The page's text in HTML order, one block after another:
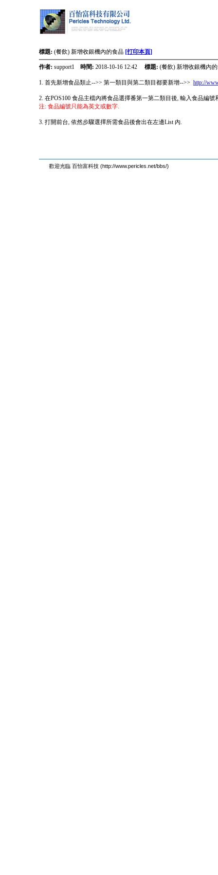
標題: (餐飲) 新增收銀機內的食品 [打印本頁]
作者: support1 時間: 2018-10-16 12:42 標題: (餐飲) 新增收銀機內
1. 首先新增食品類止-->> 第一類目與第二類目都要新增-->> http://
2. 在POS100 食品主檔內將食品選擇番第一第二類目後, 輸入食品編
注: 食品編號只能為英文或數字.
3. 打開前台, 依然步驟選擇所需食品後會出在左邊List 內.
歡迎光臨 百怡富科技 (http://www.pericles.net/bbs/)